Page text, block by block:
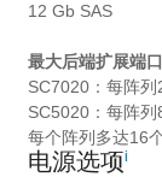
12 Gb SAS
最大后端扩展端
SC7020：每阵列
SC5020：每阵列
每个阵列多达16
电源选项i